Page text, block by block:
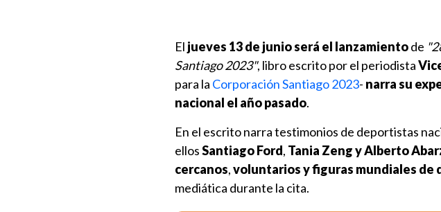
El jueves 13 de junio será el lanzamientode
Santiago 2023", libro escrito por el periodista
para la Corporación Santiago 2023- narra su
nacional el año pasado.
En el escrito narra testimonios de deportistas
ellosSantiago Ford, Tania Zeng y Alberto
cercanos,voluntarios y figuras mundiales de
mediática durante la cita.